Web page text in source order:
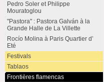
Pedro Soler et Philippe
Mouratoglou
"Pastora" : Pastora Galván à la
Grande Halle de La Villette
Rocío Molina à Paris Quartier d’
Eté
Festivals
Tablaos
Frontières flamencas